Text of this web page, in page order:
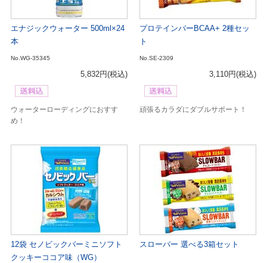
エナジックウォーター 500ml×24
本
No.WG-35345
5,832円(税込)
ウォーターローディングにおすす
め！
プロテインバーBCAA+ 2種セッ
ト
No.SE-2309
3,110円(税込)
頑張るカラダにダブルサポート！
12袋 セノビックバーミニソフト
クッキーココア味（WG）
スローバー 選べる3箱セット